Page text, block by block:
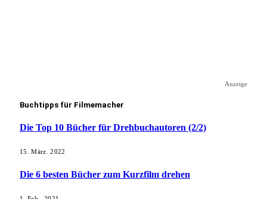
Anzeige
Buchtipps für Filmemacher
Die Top 10 Bücher für Drehbuchautoren (2/2)
15. März. 2022
Die 6 besten Bücher zum Kurzfilm drehen